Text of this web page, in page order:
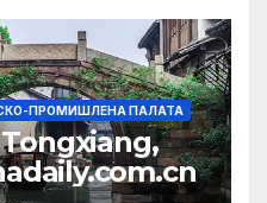
ПРОМИШЛЕНА ПАЛАТА